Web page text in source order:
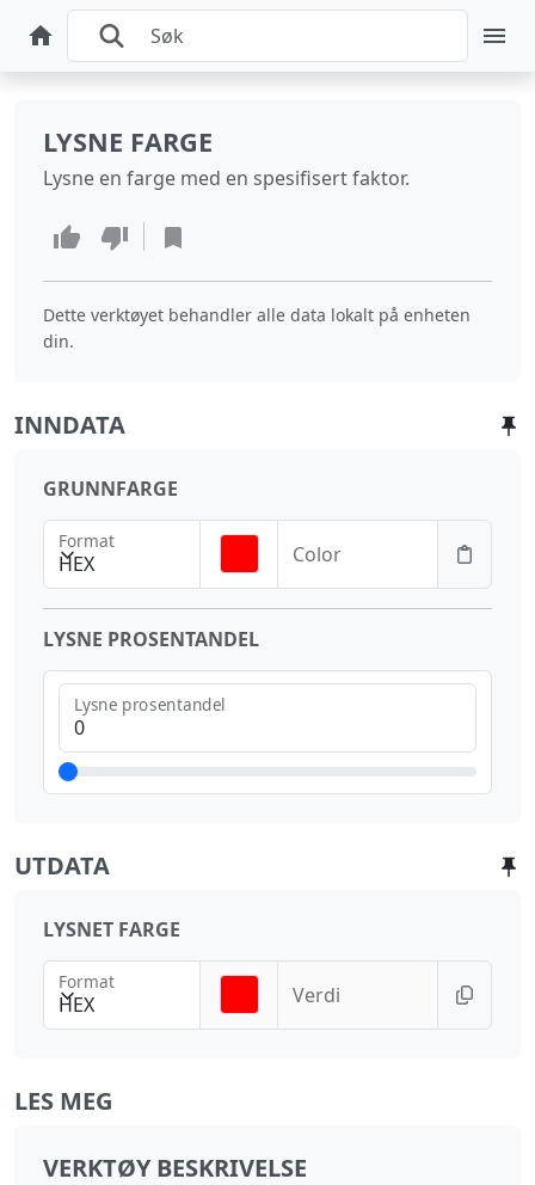
LYSNE FARGE
Lysne en farge med en spesifisert faktor.
Dette verktøyet behandler alle data lokalt på enheten
din.
INNDATA
GRUNNFARGE
HEX
Format
Color
LYSNE PROSENTANDEL
Lysne prosentandel
UTDATA
LYSNET FARGE
HEX
Format
Verdi
LES MEG
VERKTØY BESKRIVELSE